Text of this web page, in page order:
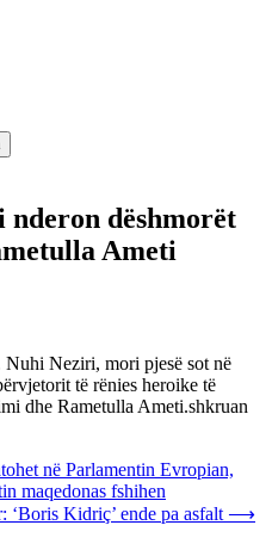
dëshmorët
Ameti
Neziri, mori pjesë sot në
të rënies heroike të
dhe Rametulla Ameti.shkruan
në Parlamentin Evropian,
maqedonas fshihen
‘Boris Kidriç’ ende pa asfalt ⟶